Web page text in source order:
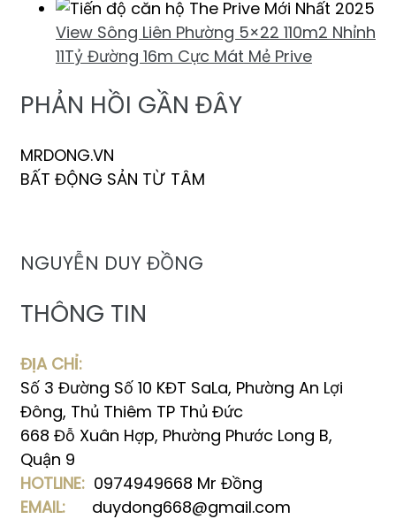
View Sông Liên Phường 5×22 110m2 Nhỉnh
11Tỷ Đường 16m Cực Mát Mẻ Prive
PHẢN HỒI GẦN ĐÂY
MRDONG.VN
BẤT ĐỘNG SẢN TỪ TÂM
NGUYỄN DUY ĐỒNG
THÔNG TIN
ĐỊA CHỈ:
Số 3 Đường Số 10 KĐT SaLa, Phường An Lợi
Đông, Thủ Thiêm TP Thủ Đức
668 Đỗ Xuân Hợp, Phường Phước Long B,
Quận 9
HOTLINE: 0974949668 Mr Đồng
EMAIL: duydong668@gmail.com